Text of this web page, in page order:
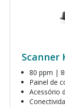
Scanner
80 ppm |
Painel de
Acessório